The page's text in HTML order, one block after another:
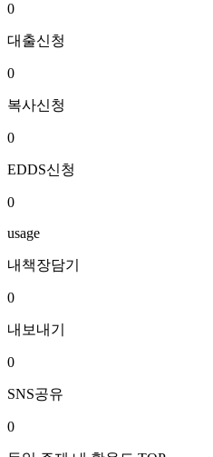
0
대출신청
0
복사신청
0
EDDS신청
0
usage
내책장담기
0
내보내기
0
SNS공유
0